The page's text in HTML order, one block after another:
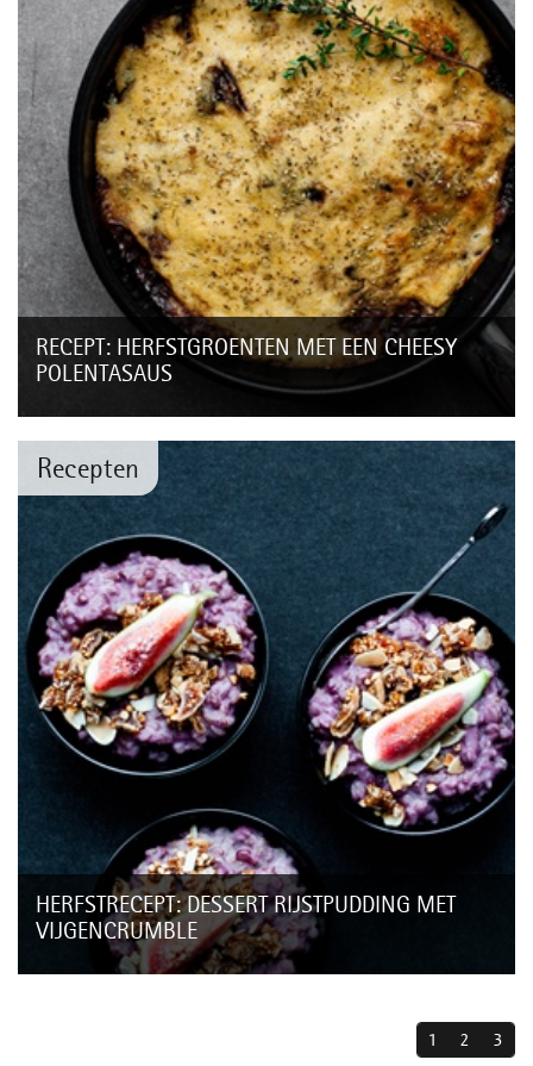
RECEPT: HERFSTGROENTEN MET EEN CHEESY
POLENTASAUS
romige polenta. Geen polenta in...
HERFSTRECEPT: DESSERT RIJSTPUDDING MET
VIJGENCRUMBLE
Rijstpudding is echt een gerecht voor de koude herfstdagen.
Recepten
1 2 3